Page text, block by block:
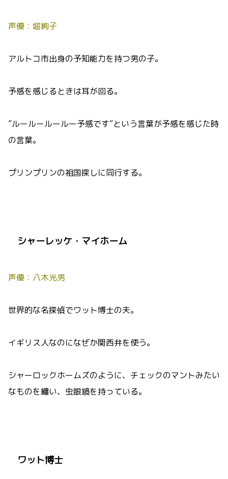
声優：堀絢子
アルトコ市出身の予知能力を持つ男の子。
予感を感じるときは耳が回る。
”ルールールールー予感です”という言葉が予感を感じた時
の言葉。
プリンプリンの祖国探しに同行する。
シャーレッケ・マイホーム
声優：八木光男
世界的な名探偵でワット博士の夫。
イギリス人なのになぜか関西弁を使う。
シャーロックホームズのように、チェックのマントみたい
なものを纏い、虫眼鏡を持っている。
ワット博士